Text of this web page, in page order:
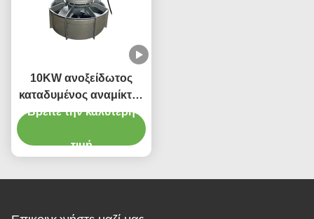
10KW ανοξείδωτος
καταδυμένος αναμίκτης
QJB αναμικτών
απόβλητου ύδατος
Βρείτε την καλύτερη
τιμή